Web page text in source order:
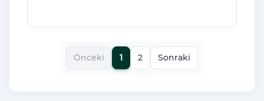
Önceki 1 2 Sonraki